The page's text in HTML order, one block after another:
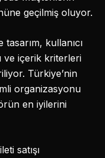
geçilmiş oluyor.
kullanıcı
ve içerik kriterleri
Türkiye’nin
organizasyonu
en iyilerini
satışı